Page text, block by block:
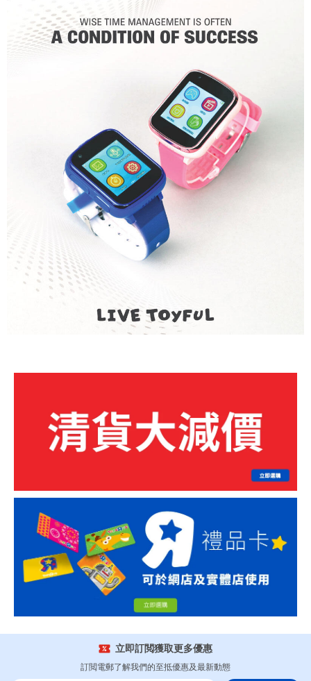
立即訂閲獲取更多優惠
訂閲電郵了解我們的至抵優惠及最新動態